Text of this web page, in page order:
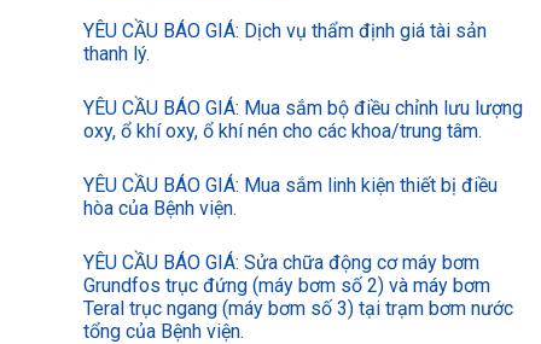
YÊU CẦU BÁO GIÁ: Dịch vụ thẩm định giá tài sản
thanh lý.
YÊU CẦU BÁO GIÁ: Mua sắm bộ điều chỉnh lưu lượng
oxy, ổ khí oxy, ổ khí nén cho các khoa/trung tâm.
YÊU CẦU BÁO GIÁ: Mua sắm linh kiện thiết bị điều
hòa của Bệnh viện.
YÊU CẦU BÁO GIÁ: Sửa chữa động cơ máy bơm
Grundfos trục đứng (máy bơm số 2) và máy bơm
Teral trục ngang (máy bơm số 3) tại trạm bơm nước
tổng của Bệnh viện.